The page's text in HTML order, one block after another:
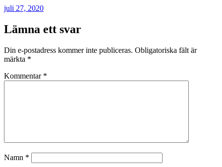
Publicerat
juli 27, 2020
Lämna ett svar
Din e-postadress kommer inte publiceras. Obligatoriska fält är
märkta *
Kommentar *
Namn *